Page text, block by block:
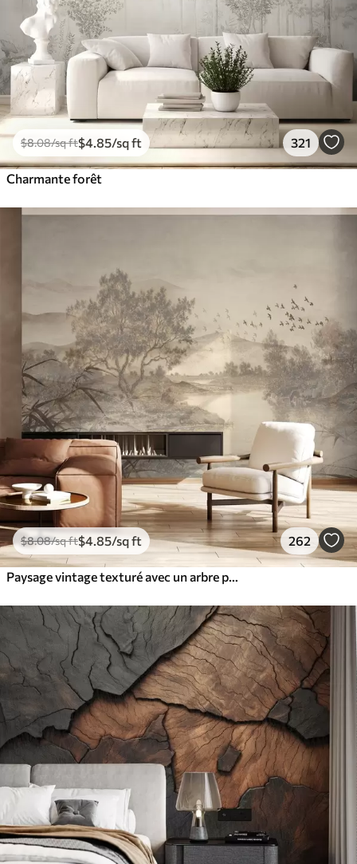
$8.08/sq ft$4.85/sq ft 321
Charmante forêt
$8.08/sq ft$4.85/sq ft 262
Paysage vintage texturé avec un arbre près d'une rivière et un ciel nuageux, art de la nature en tons sépia